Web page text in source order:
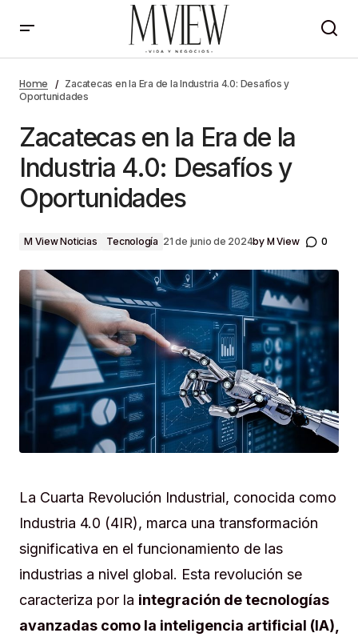
Oportunidades
Home
Zacatecas en la Era de la Industria 4.0: Desafíos y
Oportunidades
Zacatecas en la Era de la
Industria 4.0: Desafíos y
Oportunidades
M View Noticias Tecnología 21 de junio de 2024byM View 0
La Cuarta Revolución Industrial, conocida como
Industria 4.0 (4IR), marca una transformación
significativa en el funcionamiento de las
industrias a nivel global. Esta revolución se
caracteriza por la integración de tecnologías
avanzadas como la inteligencia artificial (IA),